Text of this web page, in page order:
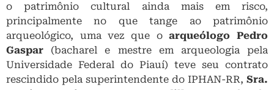
o patrimônio cultural ainda mais em risco,
principalmente no que tange ao patrimônio
arqueológico, uma vez que oarqueólogo Pedro
Gaspar (bacharel e mestre em arqueologia pela
Universidade Federal do Piauí) teve seu contrato
rescindido pela superintendente do IPHAN-RR, Sra.